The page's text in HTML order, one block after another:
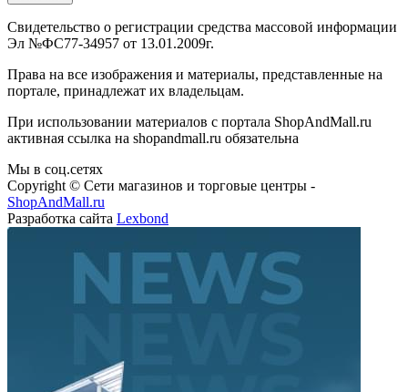
Свидетельство о регистрации средства массовой информации
Эл №ФС77-34957 от 13.01.2009г.
Права на все изображения и материалы, представленные на
портале, принадлежат их владельцам.
При использовании материалов с портала ShopAndMall.ru
активная ссылка на shopandmall.ru обязательна
Мы в соц.сетях
Copyright © Сети магазинов и торговые центры -
ShopAndMall.ru
Разработка сайта Lexbond